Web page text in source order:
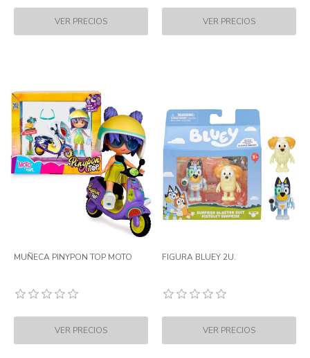
MUÑECA PINYPON TOP MOTO FIGURA BLUEY 2U.